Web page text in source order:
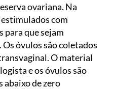
ovariana. Na
com
para que sejam
óvulos são coletados
O material
e os óvulos são
abaixo de zero